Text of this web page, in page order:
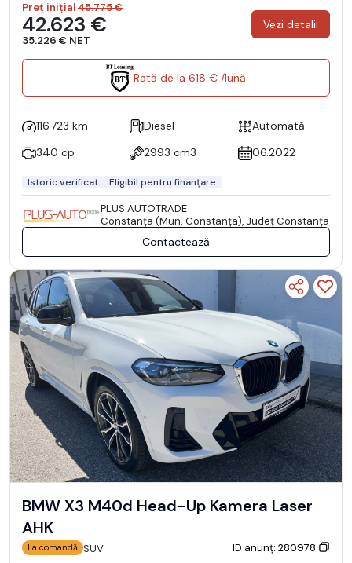
Preț inițial45.775 €
42.623 €
35.226 € NET
Vezi detalii
Rată de la 618 € /lună
116.723 km Diesel
Automată
340 cp
2993 cm3 06.2022
Istoric verificat Eligibil pentru finanțare
PLUS AUTOTRADE
Constanţa (Mun. Constanţa), Județ Constanţa
Contactează
BMW X3 M40d Head-Up Kamera Laser
AHK
La comandă SUV ID anunț: 280978